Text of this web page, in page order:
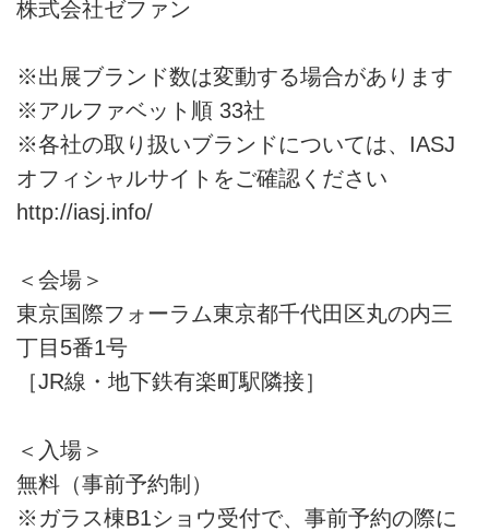
株式会社ゼファン
※出展ブランド数は変動する場合があります
※アルファベット順 33社
※各社の取り扱いブランドについては、IASJ
オフィシャルサイトをご確認ください
http://iasj.info/
＜会場＞
東京国際フォーラム東京都千代田区丸の内三
丁目5番1号
［JR線・地下鉄有楽町駅隣接］
＜入場＞
無料（事前予約制）
※ガラス棟B1ショウ受付で、事前予約の際に